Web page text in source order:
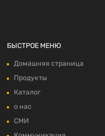
БЫСТРОЕ МЕНЮ
Домашняя страница
Продукты
Каталог
о нас
СМИ